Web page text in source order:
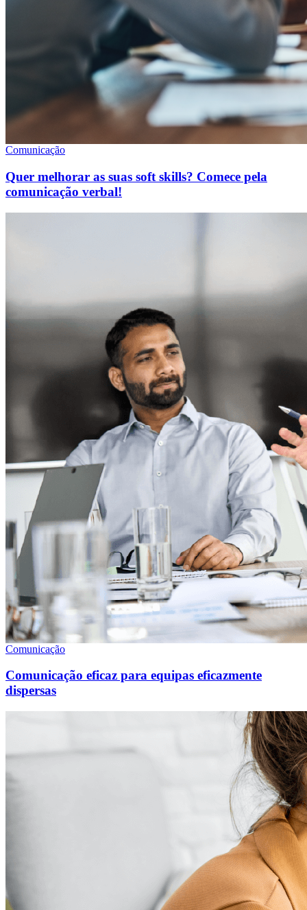
Comunicação
Quer melhorar as suas soft skills? Comece pela
comunicação verbal!
Comunicação
Comunicação eficaz para equipas eficazmente
dispersas